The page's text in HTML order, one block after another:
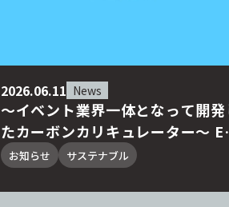
2026.06.11 News
～イベント業界一体となって開発
たカーボンカリキュレーター～
NT CARBON SIMULATOR始動。
ACE加盟15社による運用ワーキン
ググループを設立、実地試験運
お知らせ サステナブル